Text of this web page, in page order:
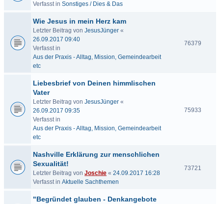
Verfasst in Sonstiges / Dies & Das
Wie Jesus in mein Herz kam
Letzter Beitrag von JesusJünger «
26.09.2017 09:40
Verfasst in
Aus der Praxis - Alltag, Mission, Gemeindearbeit
etc
76379
Liebesbrief von Deinen himmlischen
Vater
Letzter Beitrag von JesusJünger «
26.09.2017 09:35
Verfasst in
Aus der Praxis - Alltag, Mission, Gemeindearbeit
etc
75933
Nashville Erklärung zur menschlichen
Sexualität!
Letzter Beitrag von Joschie « 24.09.2017 16:28
Verfasst in Aktuelle Sachthemen
73721
"Begründet glauben - Denkangebote